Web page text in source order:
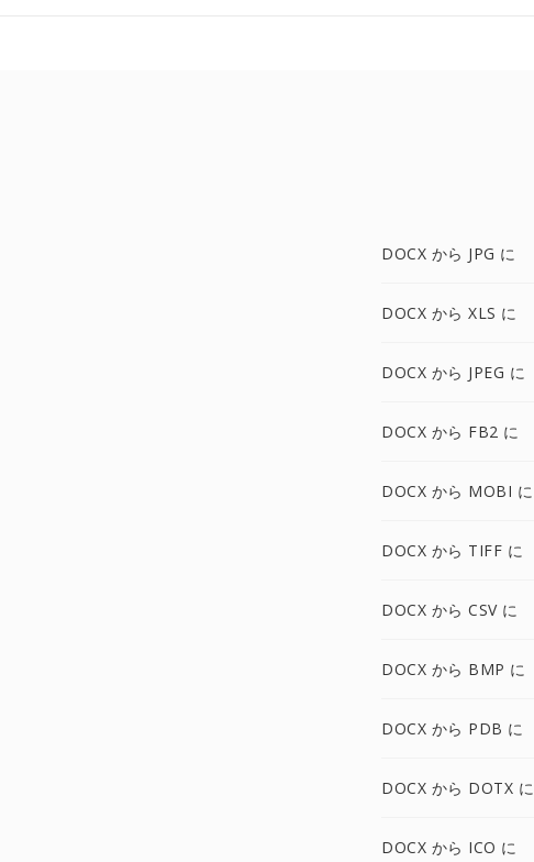
DOCX から JPG に
DOCX から XLS に
DOCX から JPEG に
DOCX から FB2 に
DOCX から MOBI に
DOCX から TIFF に
DOCX から CSV に
DOCX から BMP に
DOCX から PDB に
DOCX から DOTX に
DOCX から ICO に